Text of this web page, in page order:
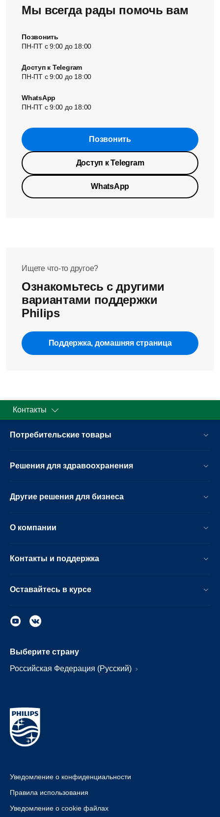
Мы всегда рады помочь вам
Позвонить
ПН-ПТ с 9:00 до 18:00
Доступ к Telegram
ПН-ПТ с 9:00 до 18:00
WhatsApp
ПН-ПТ с 9:00 до 18:00
Позвонить
Доступ к Telegram
WhatsApp
Ищете что-то другое?
Ознакомьтесь с другими
вариантами поддержки
Philips
Поддержка, домашняя страница
Контакты
Потребительские товары
Решения для здравоохранения
Другие решения для бизнеса
О компании
Контакты и поддержка
Оставайтесь в курсе
Выберите страну
Российская Федерация (Русский)
Уведомление о конфиденциальности
Правила использования
Уведомление о cookie файлах